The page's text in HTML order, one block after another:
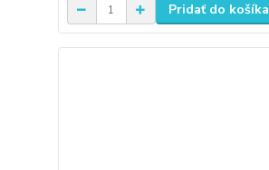
Pridať do košíka